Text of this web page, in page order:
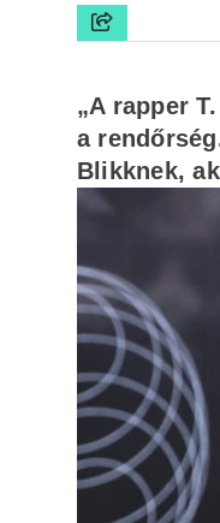
„A rapper
a
Blikknek,